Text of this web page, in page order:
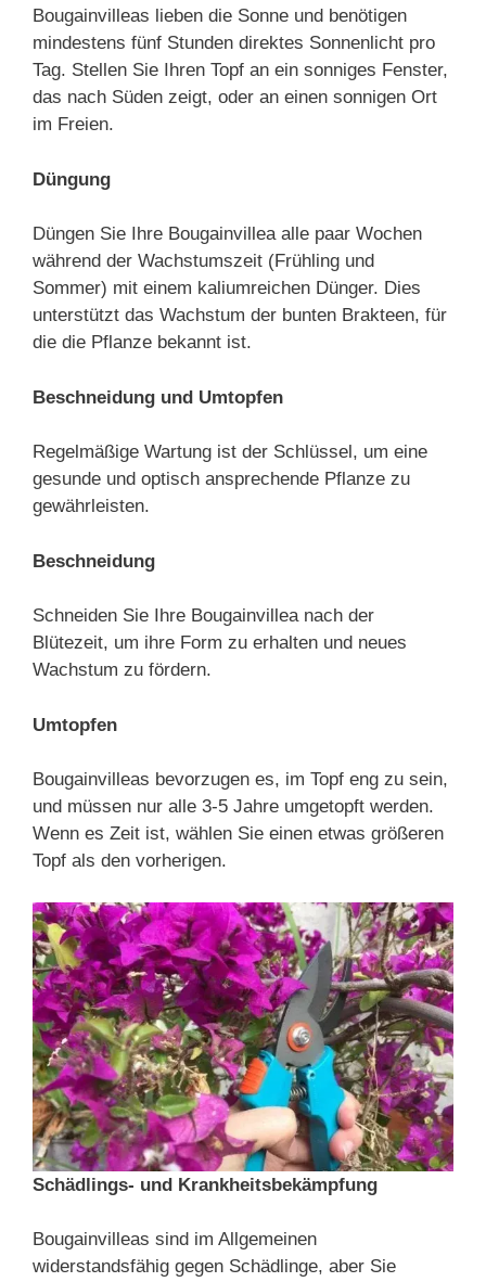
Bougainvilleas lieben die Sonne und benötigen
mindestens fünf Stunden direktes Sonnenlicht pro
Tag. Stellen Sie Ihren Topf an ein sonniges Fenster,
das nach Süden zeigt, oder an einen sonnigen Ort
im Freien.
Düngung
Düngen Sie Ihre Bougainvillea alle paar Wochen
während der Wachstumszeit (Frühling und
Sommer) mit einem kaliumreichen Dünger. Dies
unterstützt das Wachstum der bunten Brakteen, für
die die Pflanze bekannt ist.
Beschneidung und Umtopfen
Regelmäßige Wartung ist der Schlüssel, um eine
gesunde und optisch ansprechende Pflanze zu
gewährleisten.
Beschneidung
Schneiden Sie Ihre Bougainvillea nach der
Blütezeit, um ihre Form zu erhalten und neues
Wachstum zu fördern.
Umtopfen
Bougainvilleas bevorzugen es, im Topf eng zu sein,
und müssen nur alle 3-5 Jahre umgetopft werden.
Wenn es Zeit ist, wählen Sie einen etwas größeren
Topf als den vorherigen.
Schädlings- und Krankheitsbekämpfung
Bougainvilleas sind im Allgemeinen
widerstandsfähig gegen Schädlinge, aber Sie